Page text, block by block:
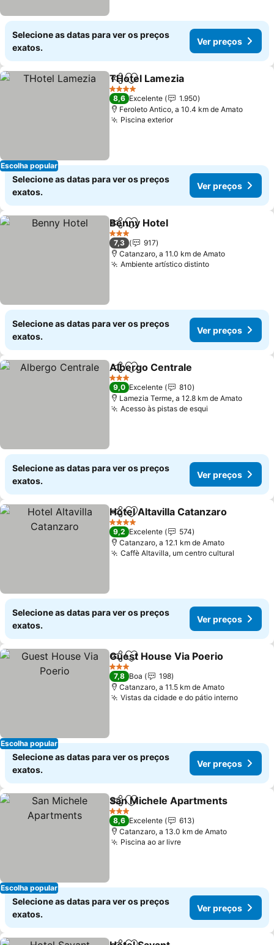
Selecione as datas para ver os preços
exatos.
Ver preços
Escolha popular
PartilharAdicionar aos favoritos
THotel Lamezia
4 Estrelas
8,6 Excelente
1.950
Feroleto Antico, a 10.4 km de Amato
Piscina exterior
Selecione as datas para ver os preços
exatos.
Ver preços
PartilharAdicionar aos favoritos
Benny Hotel
3 Estrelas
7,3
917
Catanzaro, a 11.0 km de Amato
Ambiente artístico distinto
Selecione as datas para ver os preços
exatos.
Ver preços
PartilharAdicionar aos favoritos
Albergo Centrale
3 Estrelas
9,0 Excelente
810
Lamezia Terme, a 12.8 km de Amato
Acesso às pistas de esqui
Selecione as datas para ver os preços
exatos.
Ver preços
PartilharAdicionar aos favoritos
Hotel Altavilla Catanzaro
4 Estrelas
9,2 Excelente
574
Catanzaro, a 12.1 km de Amato
Caffè Altavilla, um centro cultural
Selecione as datas para ver os preços
exatos.
Ver preços
Escolha popular
PartilharAdicionar aos favoritos
Guest House Via Poerio
3 Estrelas
7,8 Boa
198
Catanzaro, a 11.5 km de Amato
Vistas da cidade e do pátio interno
Selecione as datas para ver os preços
exatos.
Ver preços
Escolha popular
PartilharAdicionar aos favoritos
San Michele Apartments
3 Estrelas
8,6 Excelente
613
Catanzaro, a 13.0 km de Amato
Piscina ao ar livre
Selecione as datas para ver os preços
exatos.
Ver preços